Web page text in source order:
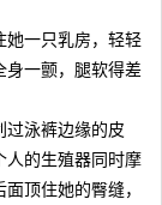
她一只乳房，轻轻
身一颤，腿软得差
过泳裤边缘的皮
人的生殖器同时摩
顶住她的臀缝，